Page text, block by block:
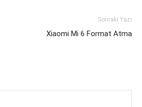
Sonraki Yazı
Xiaomi Mi 6 Format Atma